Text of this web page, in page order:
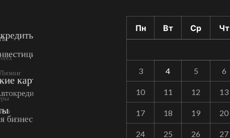
Пн Вт Ср Чт
3 4 5 6
10 11 12 13
17 18 19 20
24 25 26 27